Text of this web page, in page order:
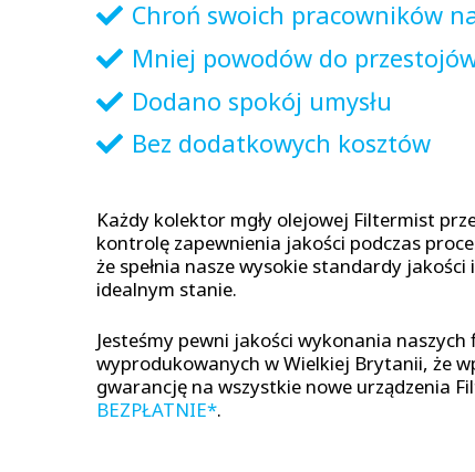
Chroń swoich pracowników
Mniej powodów do
Dodano spokój umysłu
Bez dodatkowych kosztów
Każdy kolektor mgły olejowej Filtermist
kontrolę zapewnienia jakości podczas
że spełnia nasze wysokie standardy jakości
idealnym stanie.
Jesteśmy pewni jakości wykonania
wyprodukowanych w Wielkiej Brytanii, że
gwarancję na wszystkie nowe urządzenia
BEZPŁATNIE*.